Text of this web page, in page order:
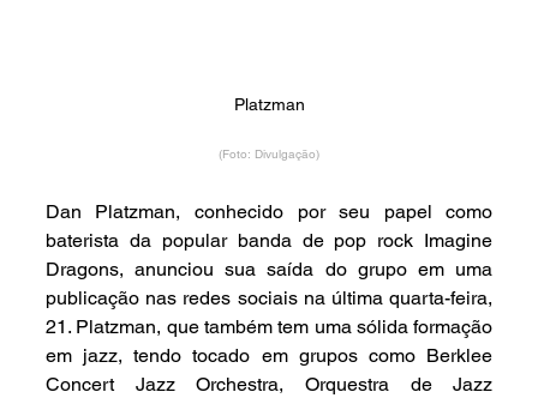
Platzman
(Foto: Divulgação)
Dan Platzman, conhecido por seu papel como
baterista da popular banda de pop rock Imagine
Dragons, anunciou sua saída do grupo em uma
publicação nas redes sociais na última quarta-feira,
21. Platzman, que também tem uma sólida formação
em jazz, tendo tocado em grupos como Berklee
Concert Jazz Orchestra, Orquestra de Jazz